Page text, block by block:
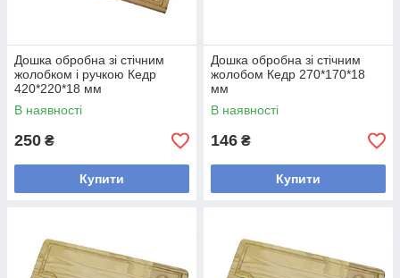
Дошка обробна зі стічним
жолобком і ручкою Кедр
420*220*18 мм
В наявності
250 ₴
Купити
Дошка обробна зі стічним
жолобом Кедр 270*170*18
мм
В наявності
146 ₴
Купити